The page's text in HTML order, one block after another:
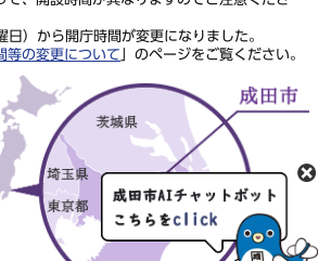
）から開庁時間が変更になりました。
等の変更について 」のページをご覧ください。